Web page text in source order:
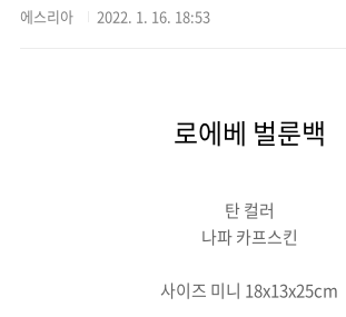
에스리아 2022. 1. 16. 18:53
로에베 벌룬백
탄 컬러
나파 카프스킨
사이즈 미니 18x13x25cm